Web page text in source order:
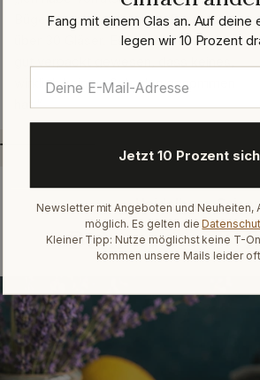
Bügelverschluss bestellt. Es waren
über 30 Gläser. Es ist alles einfach so
wirklich keines, Schaden genommen
hat.“
Heidelbeer-
Deinperfektes
Fang mit einem Glas an. Auf deine
legen wir 10 Prozent
Jetzt 10 Prozent
Newsletter mit Angeboten und Neuheiten,
möglich. Es gelten die
Kleiner Tipp: Nutze möglichst keine T-
kommen unsere Mails leider